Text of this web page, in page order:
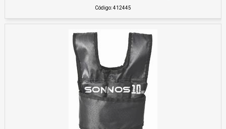
Código: 412445